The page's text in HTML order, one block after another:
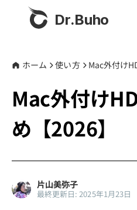
Dr.Buho
製品
BuhoCleaner
BuhoUnlocker
BuhoRepair
BuhoNTFS
ストア
ホーム 使い方 Mac外付け
Mac外付け
め【2026】
片山美弥子
最終更新日: 2025年1月23日